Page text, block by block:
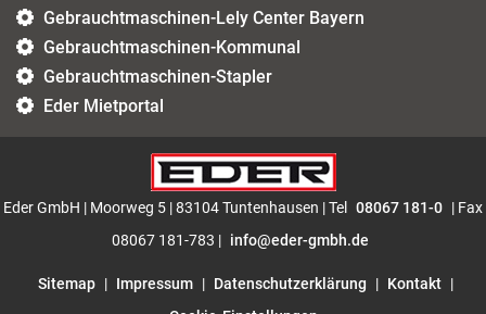
Gebrauchtmaschinen-Lely Center Bayern
Gebrauchtmaschinen-Kommunal
Gebrauchtmaschinen-Stapler
Eder Mietportal
Eder GmbH | Moorweg 5 | 83104 Tuntenhausen | Tel 08067 181-0 | Fax
08067 181-783 | info@eder-gmbh.de
Sitemap | Impressum | Datenschutzerklärung | Kontakt |